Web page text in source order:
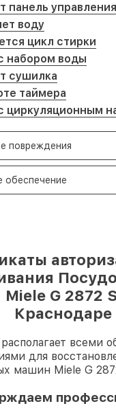
панель управления
воду
цикл стирки
набором воды
сушилка
таймера
циркуляционным
повреждения
обеспечение
G 2872
Краснодаре
всеми
для
машин Miele G